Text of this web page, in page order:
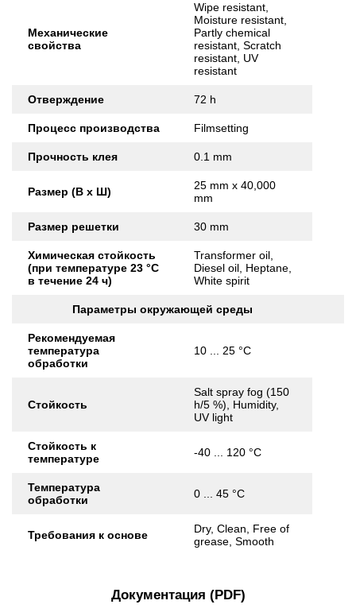
Механические
свойства
Wipe resistant,
Moisture resistant,
Partly chemical
resistant, Scratch
resistant, UV
resistant
Отверждение 72 h
Процесс производства Filmsetting
Прочность клея 0.1 mm
Размер (В x Ш)
25 mm x 40,000
mm
Размер решетки 30 mm
Химическая стойкость
(при температуре 23 °C
в течение 24 ч)
Transformer oil,
Diesel oil, Heptane,
White spirit
Параметры окружающей среды
Рекомендуемая
температура
обработки
10 ... 25 °C
Стойкость
Salt spray fog (150
h/5 %), Humidity,
UV light
Стойкость к
температуре
-40 ... 120 °C
Температура
обработки
0 ... 45 °C
Требования к основе
Dry, Clean, Free of
grease, Smooth
Документация (PDF)